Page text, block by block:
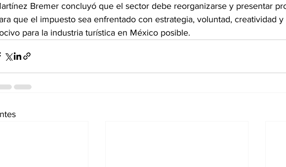
Bremer concluyó que el sector debe reorganizarse y presentar
que el impuesto sea enfrentado con estrategia, voluntad, creatividad
para la industria turística en México posible.